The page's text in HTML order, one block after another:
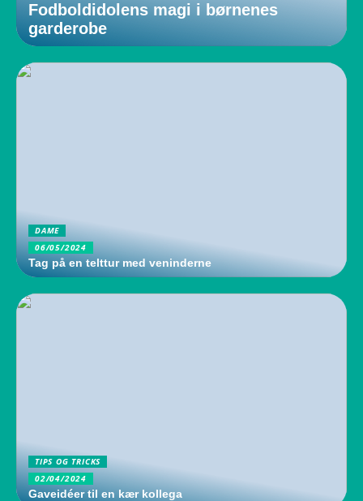
Fodboldidolens magi i børnenes
garderobe
DAME
06/05/2024
Tag på en telttur med veninderne
TIPS OG TRICKS
02/04/2024
Gaveidéer til en kær kollega